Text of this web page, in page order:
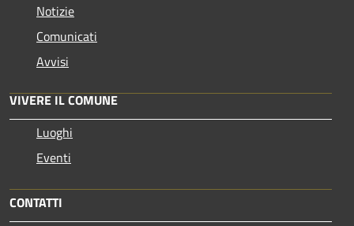
Notizie
Comunicati
Avvisi
VIVERE IL COMUNE
Luoghi
Eventi
CONTATTI